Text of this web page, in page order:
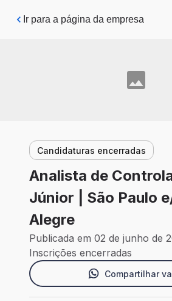
Pular para o conteúdo principal
Ir para a página da empresa
Candidaturas encerradas
Analista de
Júnior | São Paulo
Alegre
Publicada em 02 de junho de
Inscrições encerradas
Compartilhar